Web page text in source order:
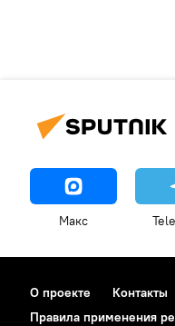
Макс
О проекте Контакты
Правила применения